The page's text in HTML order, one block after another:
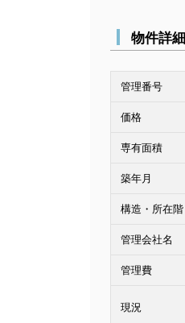
物件詳細
管理番号
価格
専有面積
築年月
構造・所在階
管理会社名
管理費
現況